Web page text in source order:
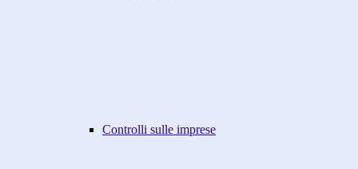
Controlli sulle imprese